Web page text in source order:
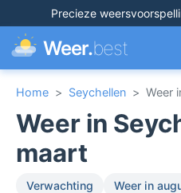
Precieze
Weer.best
Home > Seychellen > Weer
Weer in
maart
Verwachting Weer in